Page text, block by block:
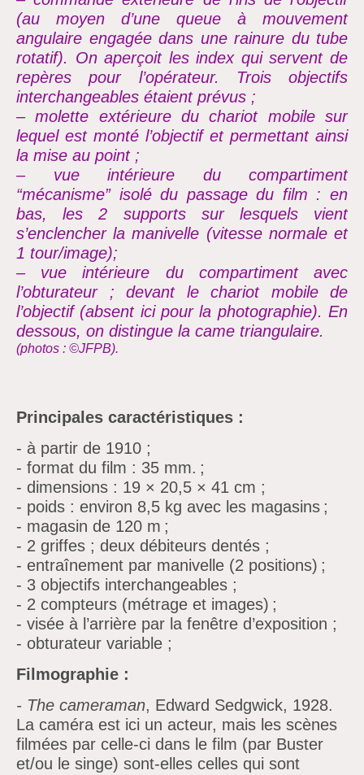
(au moyen
d’une queue à mouvement
angulaire engagée dans une rainure du tube
rotatif). On aperçoit les index qui servent de
repères pour
l’opérateur. Trois objectifs
interchangeables étaient prévus ;
– molette extérieure du chariot mobile sur
lequel est monté l’objectif et permettant ainsi
la mise au point ;
– vue intérieure du compartiment
“mécanisme” isolé du passage du film : en
bas, les 2 supports sur lesquels vient
s’enclencher la manivelle (vitesse normale et
1 tour/image);
– vue intérieure du compartiment avec
l’obturateur ;
devant le chariot mobile de
l’objectif (absent ici pour la photographie). En
dessous, on distingue la came triangulaire.
(photos : ©JFPB).
Principales caractéristiques :
- à partir de 1910 ;
- format du film : 35 mm. ;
- dimensions : 19 × 20,5 × 41 cm ;
- poids : environ 8,5 kg avec les magasins ;
- magasin de 120 m ;
- 2 griffes ; deux débiteurs dentés ;
- entraînement par manivelle (2 positions) ;
- 3 objectifs interchangeables ;
- 2 compteurs (métrage et images) ;
- visée à l’arrière par la fenêtre d’exposition ;
- obturateur variable ;
Filmographie :
- The cameraman, Edward Sedgwick, 1928.
La caméra est ici un acteur, mais les scènes
filmées par celle-ci dans le film (par Buster
et/ou le singe) sont-elles celles qui sont